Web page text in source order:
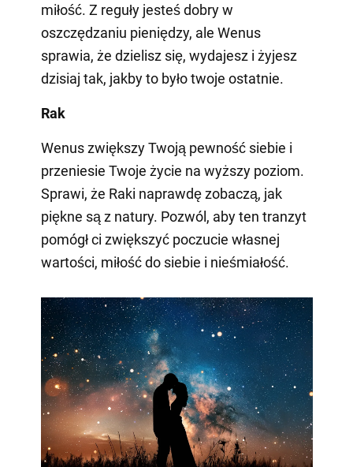
miłość. Z reguły jesteś dobry w
oszczędzaniu pieniędzy, ale Wenus
sprawia, że dzielisz się, wydajesz i żyjesz
dzisiaj tak, jakby to było twoje ostatnie.
Rak
Wenus zwiększy Twoją pewność siebie i
przeniesie Twoje życie na wyższy poziom.
Sprawi, że Raki naprawdę zobaczą, jak
piękne są z natury. Pozwól, aby ten tranzyt
pomógł ci zwiększyć poczucie własnej
wartości, miłość do siebie i nieśmiałość.